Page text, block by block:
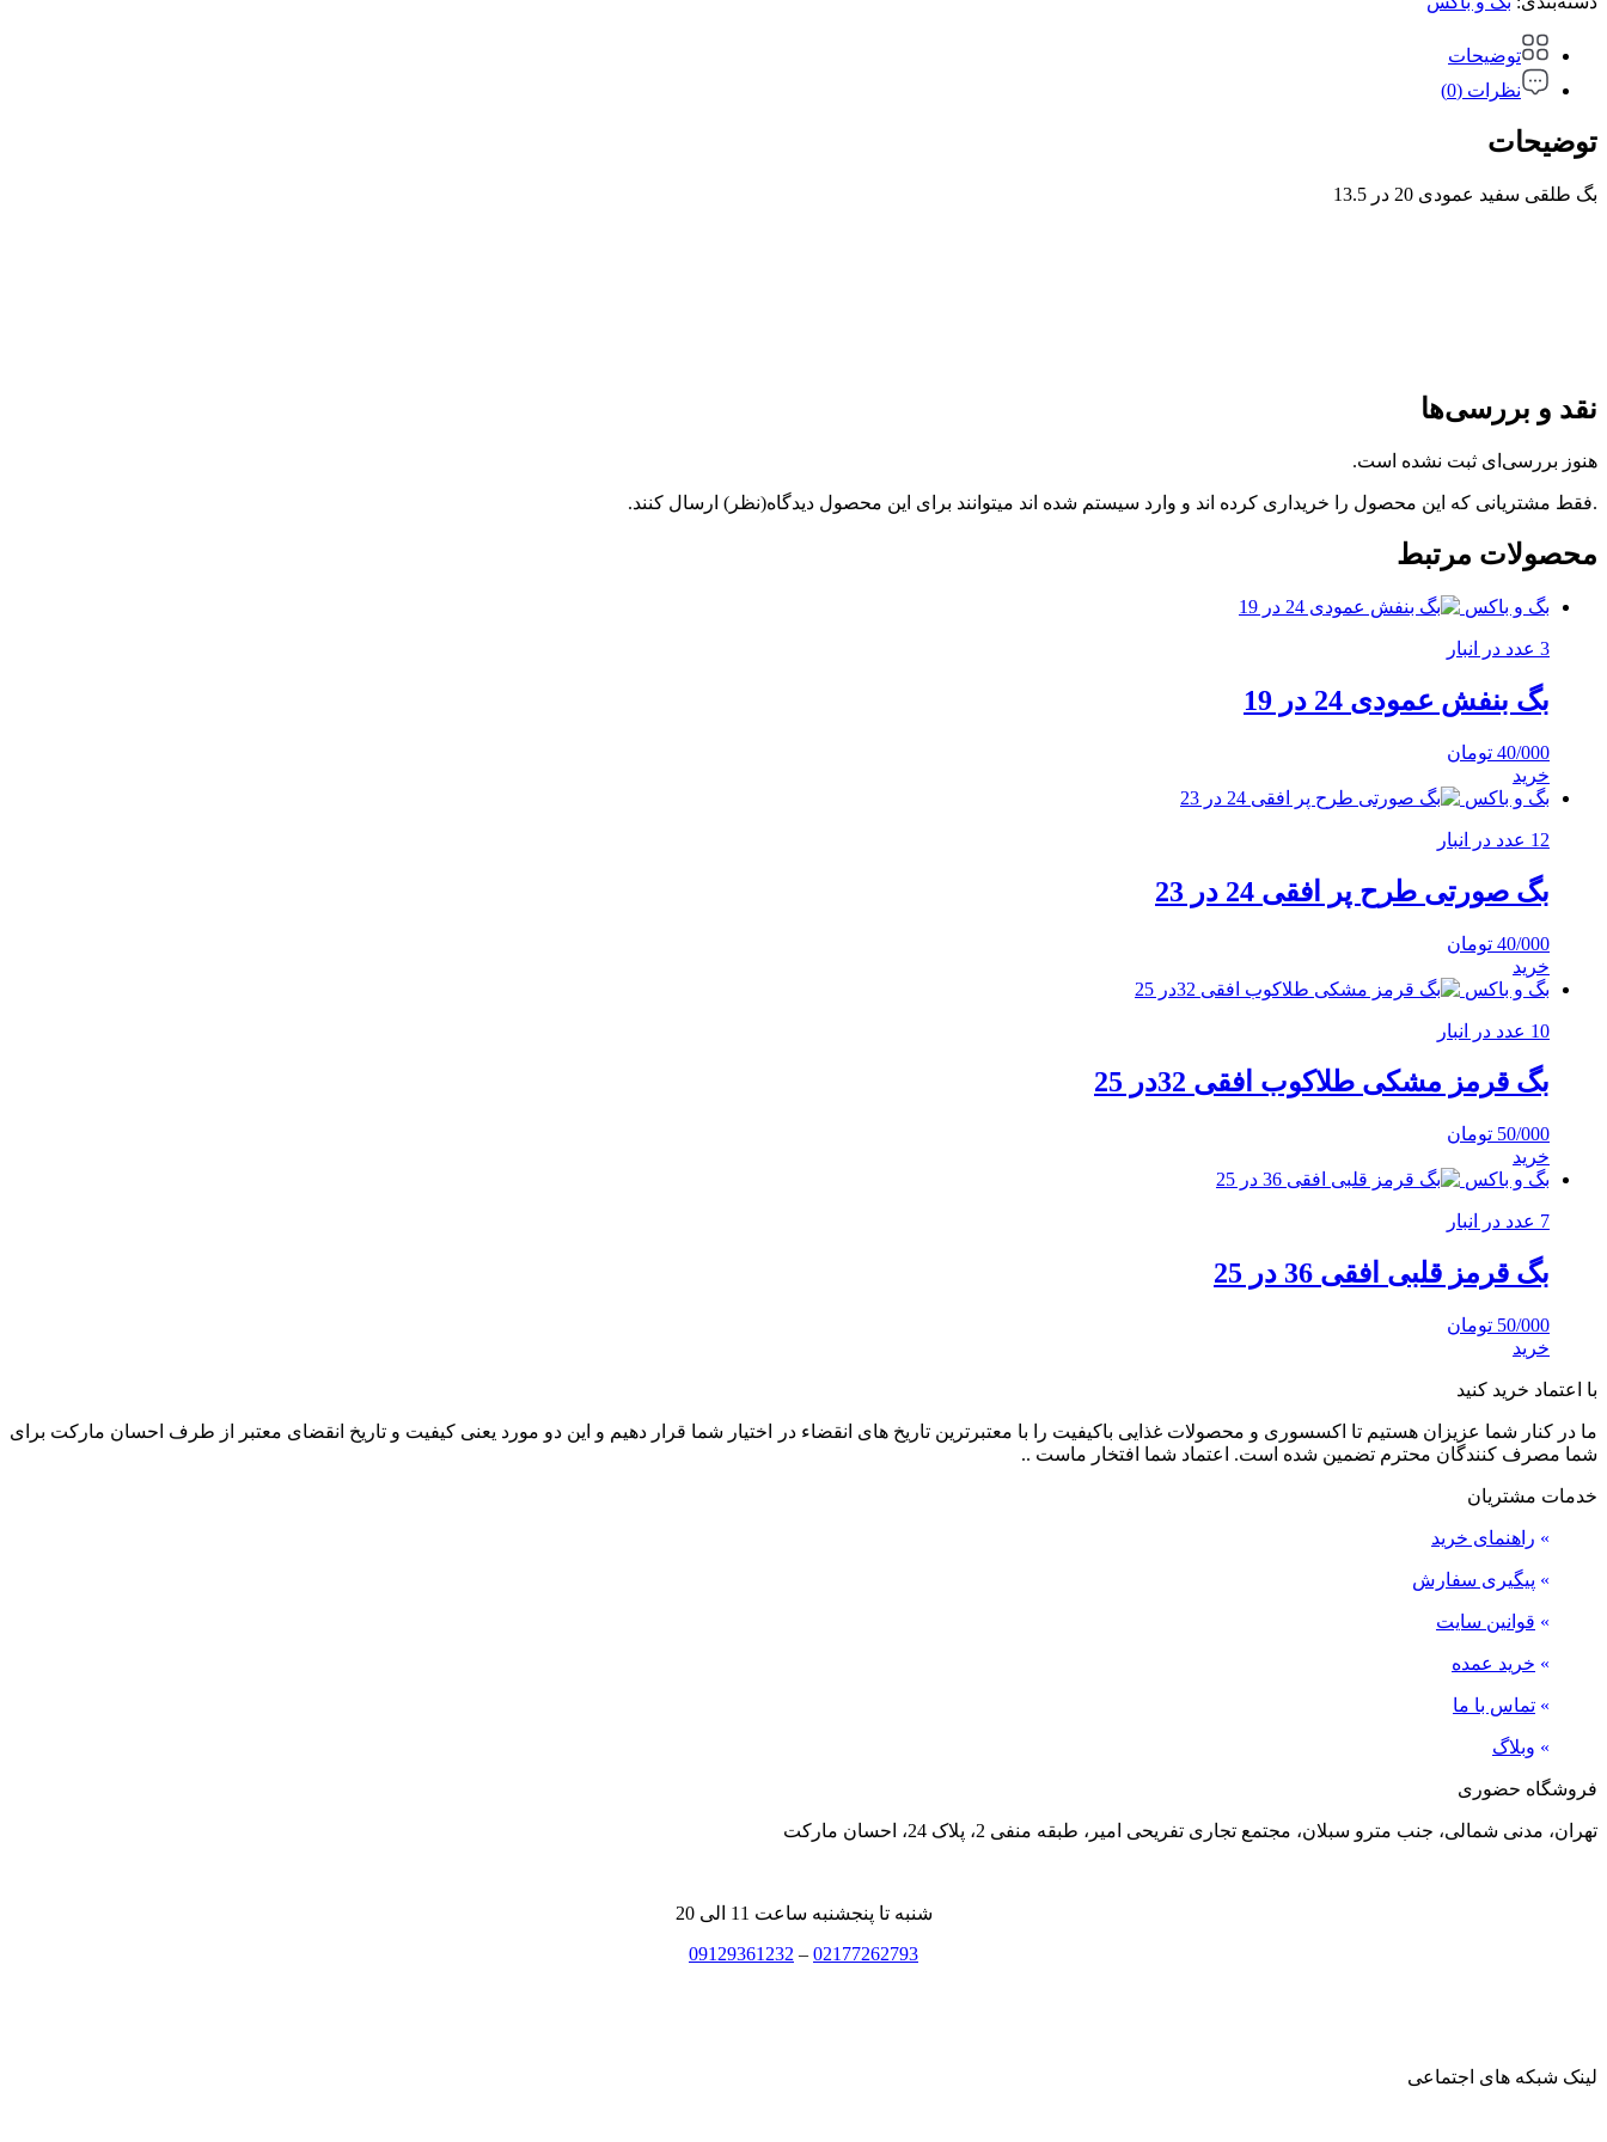
توضیحات
نظرات (0)
توضیحات
بگ طلقی سفید عمودی 20 در 13.5
نقد و بررسی‌ها
هنوز بررسی‌ای ثبت نشده است.
.فقط مشتریانی که این محصول را خریداری کرده اند و وارد سیستم شده اند میتوانند برای این محصول دیدگاه(نظر) ارسال کنند.
محصولات مرتبط
بگ و باکس
3 عدد در انبار
بگ بنفش عمودی 24 در 19
40/000 تومان
خرید
بگ و باکس
12 عدد در انبار
بگ صورتی طرح پر افقی 24 در 23
40/000 تومان
خرید
بگ و باکس
10 عدد در انبار
بگ قرمز مشکی طلاکوب افقی 32در 25
50/000 تومان
خرید
بگ و باکس
7 عدد در انبار
بگ قرمز قلبی افقی 36 در 25
50/000 تومان
خرید
با اعتماد خرید کنید
ما در کنار شما عزیزان هستیم تا اکسسوری و محصولات غذایی باکیفیت را با معتبرترین تاریخ های انقضاء در اختیار شما قرار دهیم و این دو مورد یعنی کیفیت و تاریخ انقضای معتبر از طرف احسان مارکت برای
شما مصرف کنندگان محترم تضمین شده است. اعتماد شما افتخار ماست ..
خدمات مشتریان
» راهنمای خرید
» پیگیری سفارش
» قوانین سایت
» خرید عمده
» تماس با ما
» وبلاگ
فروشگاه حضوری
تهران، مدنی شمالی، جنب مترو سبلان، مجتمع تجاری تفریحی امیر، طبقه منفی 2، پلاک 24، احسان مارکت
شنبه تا پنجشنبه ساعت 11 الی 20
02177262793
–
09129361232
لینک شبکه های اجتماعی